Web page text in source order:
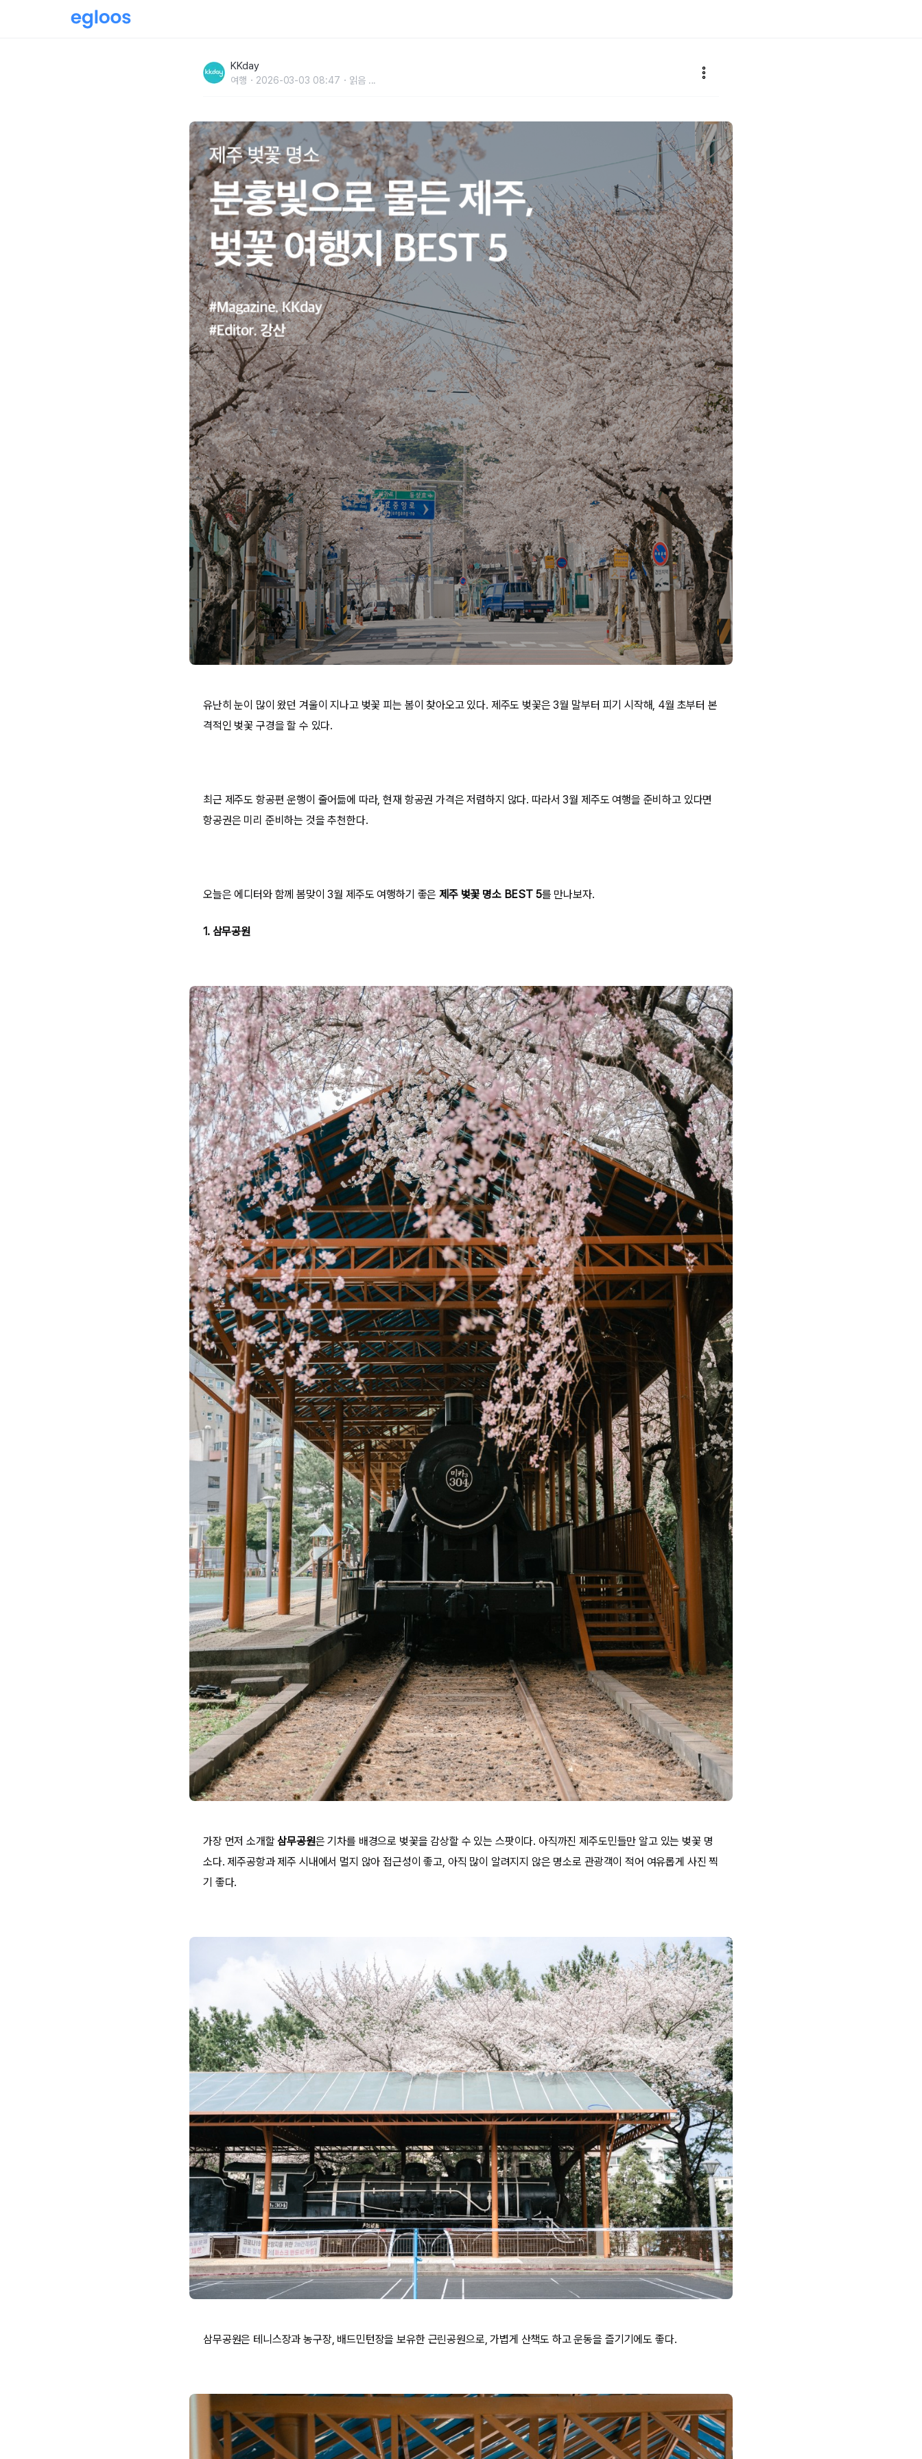
KKday
여행 2026-03-03 08:47 읽음 ...
유난히 눈이 많이 왔던 겨울이 지나고 벚꽃 피는 봄이 찾아오고 있다. 제주도 벚꽃은 3월 말부터 피기 시작해, 4월 초부터 본
격적인 벚꽃 구경을 할 수 있다.
최근 제주도 항공편 운행이 줄어듦에 따라, 현재 항공권 가격은 저렴하지 않다. 따라서 3월 제주도 여행을 준비하고 있다면
항공권은 미리 준비하는 것을 추천한다.
오늘은 에디터와 함께 봄맞이 3월 제주도 여행하기 좋은제주 벚꽃 명소 BEST 5를 만나보자.
1. 삼무공원
가장 먼저 소개할삼무공원은 기차를 배경으로 벚꽃을 감상할 수 있는 스팟이다. 아직까진 제주도민들만 알고 있는 벚꽃 명
소다. 제주공항과 제주 시내에서 멀지 않아 접근성이 좋고, 아직 많이 알려지지 않은 명소로 관광객이 적어 여유롭게 사진 찍
기 좋다.
삼무공원은 테니스장과 농구장, 배드민턴장을 보유한 근린공원으로, 가볍게 산책도 하고 운동을 즐기기에도 좋다.